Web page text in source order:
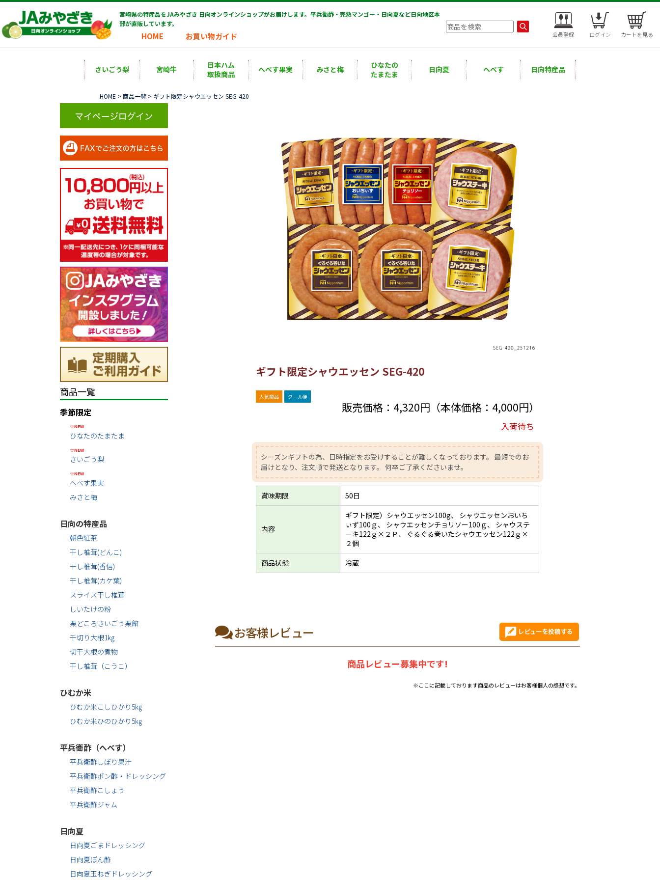
宮崎県の特産品をJAみやざき 日向オンラインショップがお届けします。平兵衛酢・完熟マンゴー・日向夏など日向地区本
部が直販しています。
HOME お買い物ガイド 会員登録 ログイン カートを見る
さいごう梨 宮崎牛
日本ハム
取扱商品
へべす果実 みさと梅
ひなたの
たまたま
日向夏 へべす 日向特産品
HOME >商品一覧 > ギフト限定シャウエッセン SEG-420
商品一覧
季節限定
☆NEW
ひなたのたまたま
☆NEW
さいごう梨
☆NEW
へべす果実
みさと梅
日向の特産品
朝色紅茶
干し椎茸(どんこ)
干し椎茸(香信)
干し椎茸(カケ葉)
スライス干し椎茸
しいたけの粉
栗どころさいごう栗餡
千切り大根1㎏
切干大根の煮物
干し椎茸（こうこ）
ひむか米
ひむか米こしひかり5㎏
ひむか米ひのひかり5㎏
平兵衛酢（へべす）
平兵衛酢しぼり果汁
平兵衛酢ポン酢・ドレッシング
平兵衛酢こしょう
平兵衛酢ジャム
日向夏
日向夏ごまドレッシング
日向夏ぽん酢
日向夏玉ねぎドレッシング
ギフト限定シャウエッセン SEG-420
人気商品 クール便
販売価格： 4,320円（本体価格：4,000円）
入荷待ち
シーズンギフトの為、日時指定をお受けすることが難しくなっております。 最短でのお
届けとなり、注文順で発送となります。 何卒ご了承くださいませ。
賞味期限 50日
内容
ギフト限定）シャウエッセン100g、 シャウエッセンおいち
ぃず100ｇ、 シャウエッセンチョリソー100ｇ、 シャウステ
ーキ122ｇ×２Ｐ、 ぐるぐる巻いたシャウエッセン122ｇ×
２個
商品状態
冷蔵
お客様レビュー
商品レビュー募集中です!
※ここに記載しております商品のレビューはお客様個人の感想です。